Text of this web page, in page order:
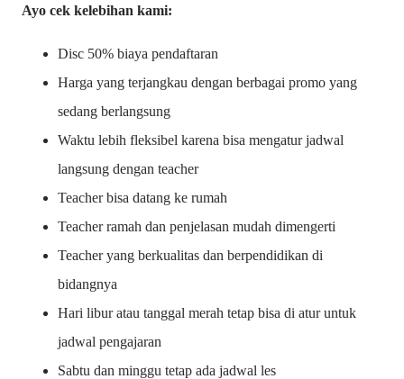
Ayo cek kelebihan kami:
Disc 50% biaya pendaftaran
Harga yang terjangkau dengan berbagai promo yang
sedang berlangsung
Waktu lebih fleksibel karena bisa mengatur jadwal
langsung dengan teacher
Teacher bisa datang ke rumah
Teacher ramah dan penjelasan mudah dimengerti
Teacher yang berkualitas dan berpendidikan di
bidangnya
Hari libur atau tanggal merah tetap bisa di atur untuk
jadwal pengajaran
Sabtu dan minggu tetap ada jadwal les